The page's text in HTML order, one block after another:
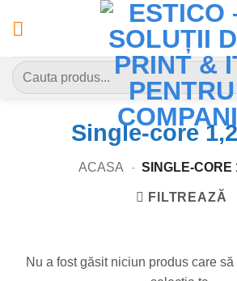
Caută
după:
Single-core
ACASA - SINGLE-CORE
FILTREAZĂ
Nu a fost găsit niciun produs care